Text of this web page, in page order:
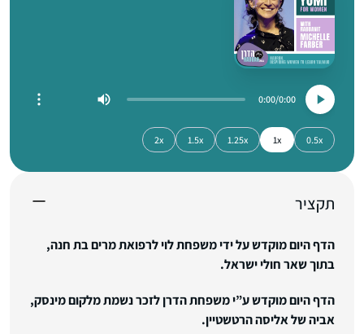
0:00
0:00
0.5x
1x
1.25x
1.5x
2x
תקציר
הדף היום מוקדש על ידי משפחת לוי לרפואת מרים בת חנה,
בתוך שאר חולי ישראל.
הדף היום מוקדש ע”י משפחת הדרן לזכר נשמת מלקום מינסק,
אביה של אליסה הרטשטיין.